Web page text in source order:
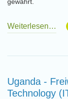
Weiterlesen…
Uganda -
Technology